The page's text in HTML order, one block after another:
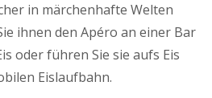
in märchenhafte Welten
ihnen den Apéro an einer Bar
oder führen Sie sie aufs Eis
Eislaufbahn.